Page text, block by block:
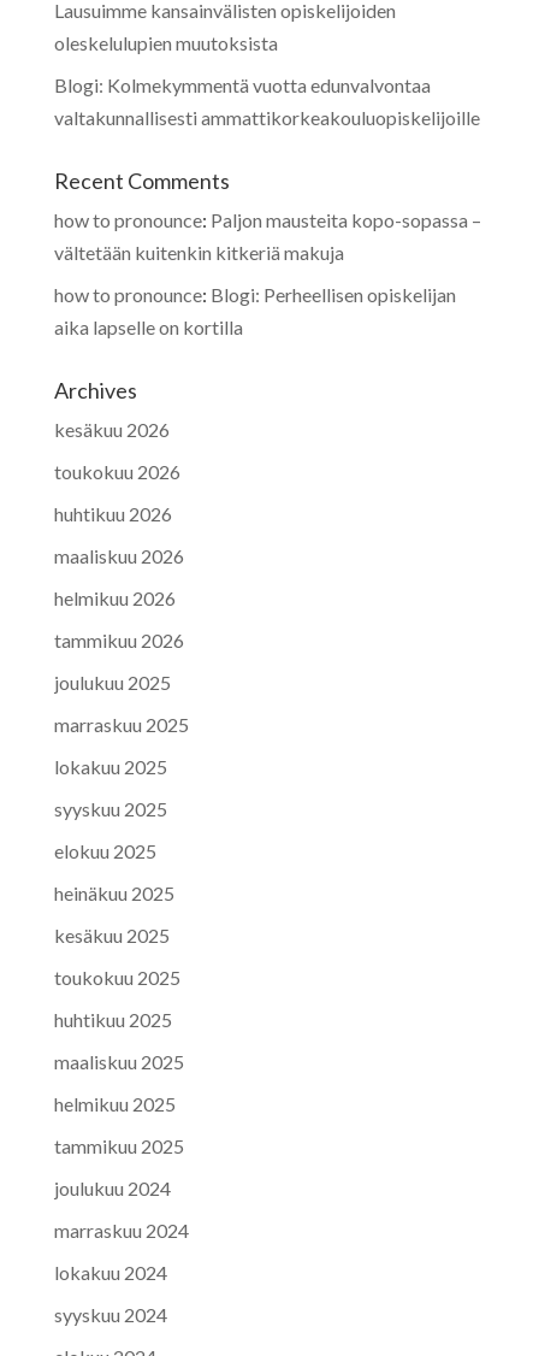
Lausuimme kansainvälisten opiskelijoiden
oleskelulupien muutoksista
Blogi: Kolmekymmentä vuotta edunvalvontaa
valtakunnallisesti ammattikorkeakouluopiskelijoille
Recent Comments
how to pronounce: Paljon mausteita kopo-sopassa –
vältetään kuitenkin kitkeriä makuja
how to pronounce: Blogi: Perheellisen opiskelijan
aika lapselle on kortilla
Archives
kesäkuu 2026
toukokuu 2026
huhtikuu 2026
maaliskuu 2026
helmikuu 2026
tammikuu 2026
joulukuu 2025
marraskuu 2025
lokakuu 2025
syyskuu 2025
elokuu 2025
heinäkuu 2025
kesäkuu 2025
toukokuu 2025
huhtikuu 2025
maaliskuu 2025
helmikuu 2025
tammikuu 2025
joulukuu 2024
marraskuu 2024
lokakuu 2024
syyskuu 2024